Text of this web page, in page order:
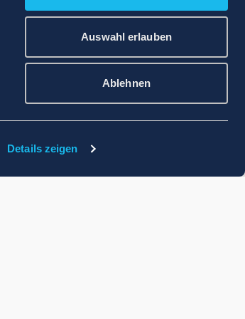
Details zeigen
Auswahl erlauben
Ablehnen